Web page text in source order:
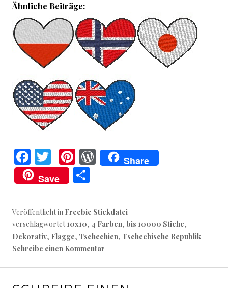
Ähnliche Beiträge:
F
a
ce
b
o
o
k
T
w
it
te
r
Pi
nt
er
es
t
W
o
d
P
re
ss
Share
Save
le
n
Veröffentlicht in Freebie Stickdatei
verschlagwortet10x10, 4 Farben, bis 10000 Stiche,
Dekorativ, Flagge, Tschechien, Tschechische Republik
Schreibe einen Kommentar